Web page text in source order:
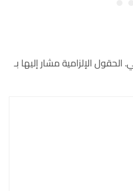
الحقول الإلزامية مشار إليها بـ